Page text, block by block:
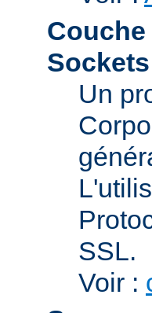
Un
SSL.
Voir :